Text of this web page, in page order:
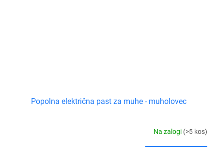
Popolna električna past za muhe - muholovec
Na zalogi (>5 kos)